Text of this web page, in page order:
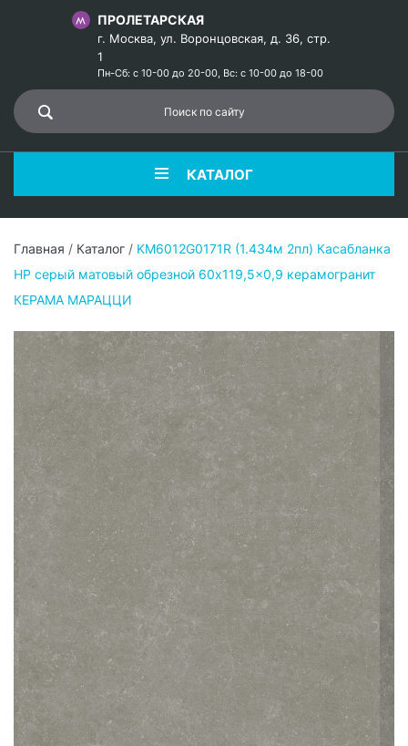
ПРОЛЕТАРСКАЯ
г. Москва, ул. Воронцовская, д. 36, стр.
1
Пн-Сб: с 10-00 до 20-00, Вс: с 10-00 до 18-00
КАТАЛОГ
Главная / Каталог / KM6012G0171R (1.434м 2пл) Касабланка
HP серый матовый обрезной 60x119,5x0,9 керамогранит
КЕРАМА МАРАЦЦИ